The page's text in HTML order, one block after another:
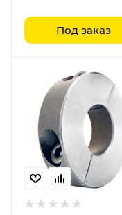
Под заказ